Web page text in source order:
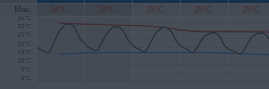
Max. 34°C 33°C 32°C 29°C 29°C
0°C
5°C
10°C
15°C
20°C
25°C
30°C
35°C